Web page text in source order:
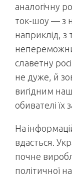
аналогічну
ток-шоу — з
наприклід, з
славетну
не дуже, й
вигідним
обивателі
На
вдасться.
почне
політичної